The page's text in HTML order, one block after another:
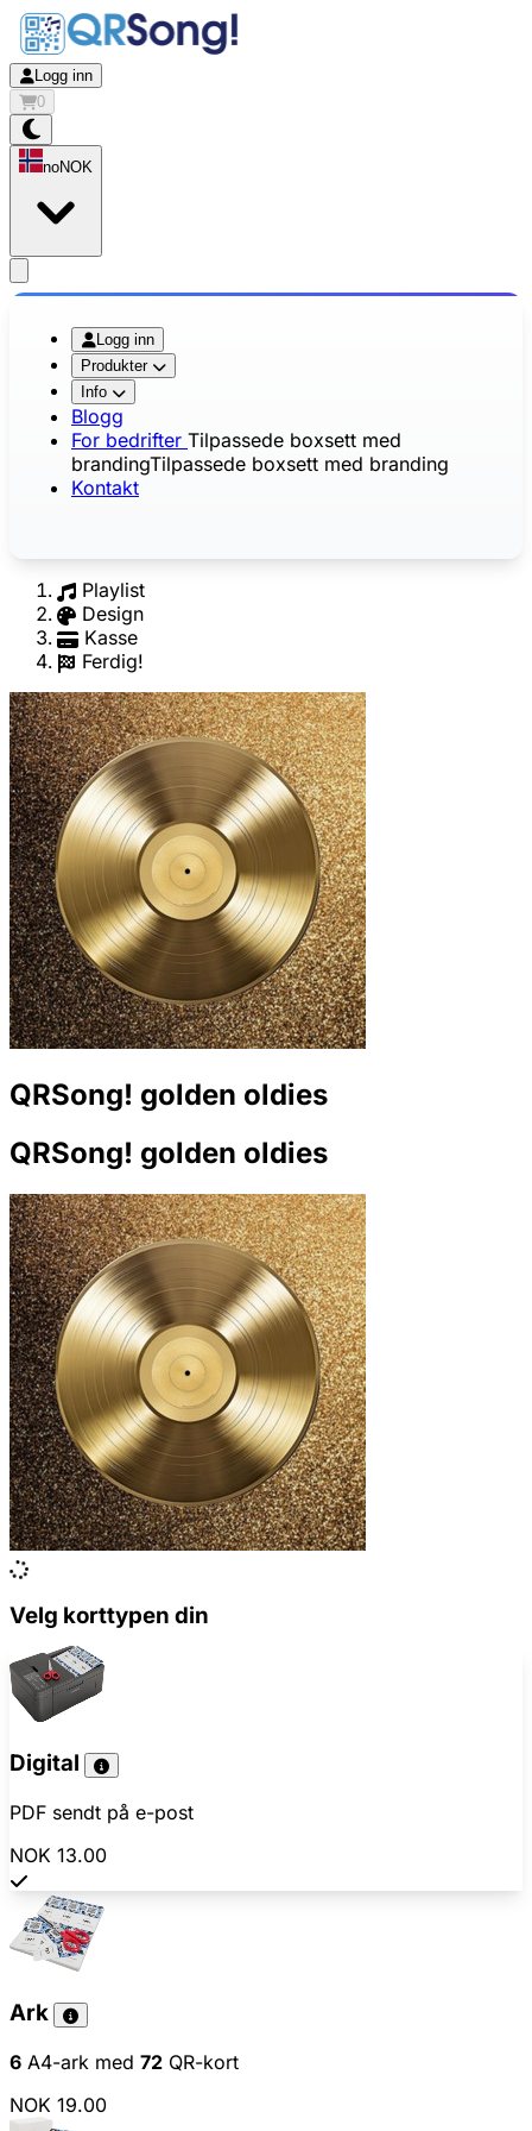
Logg inn
0
noNOK
Logg inn
Produkter
Info
Blogg
For bedrifter Tilpassede boxsett med
brandingTilpassede boxsett med branding
Kontakt
Playlist
Design
Kasse
Ferdig!
QRSong! golden oldies
QRSong! golden oldies
Velg korttypen din
Digital
PDF sendt på e-post
NOK 13.00
Ark
6 A4-ark med 72 QR-kort
NOK 19.00